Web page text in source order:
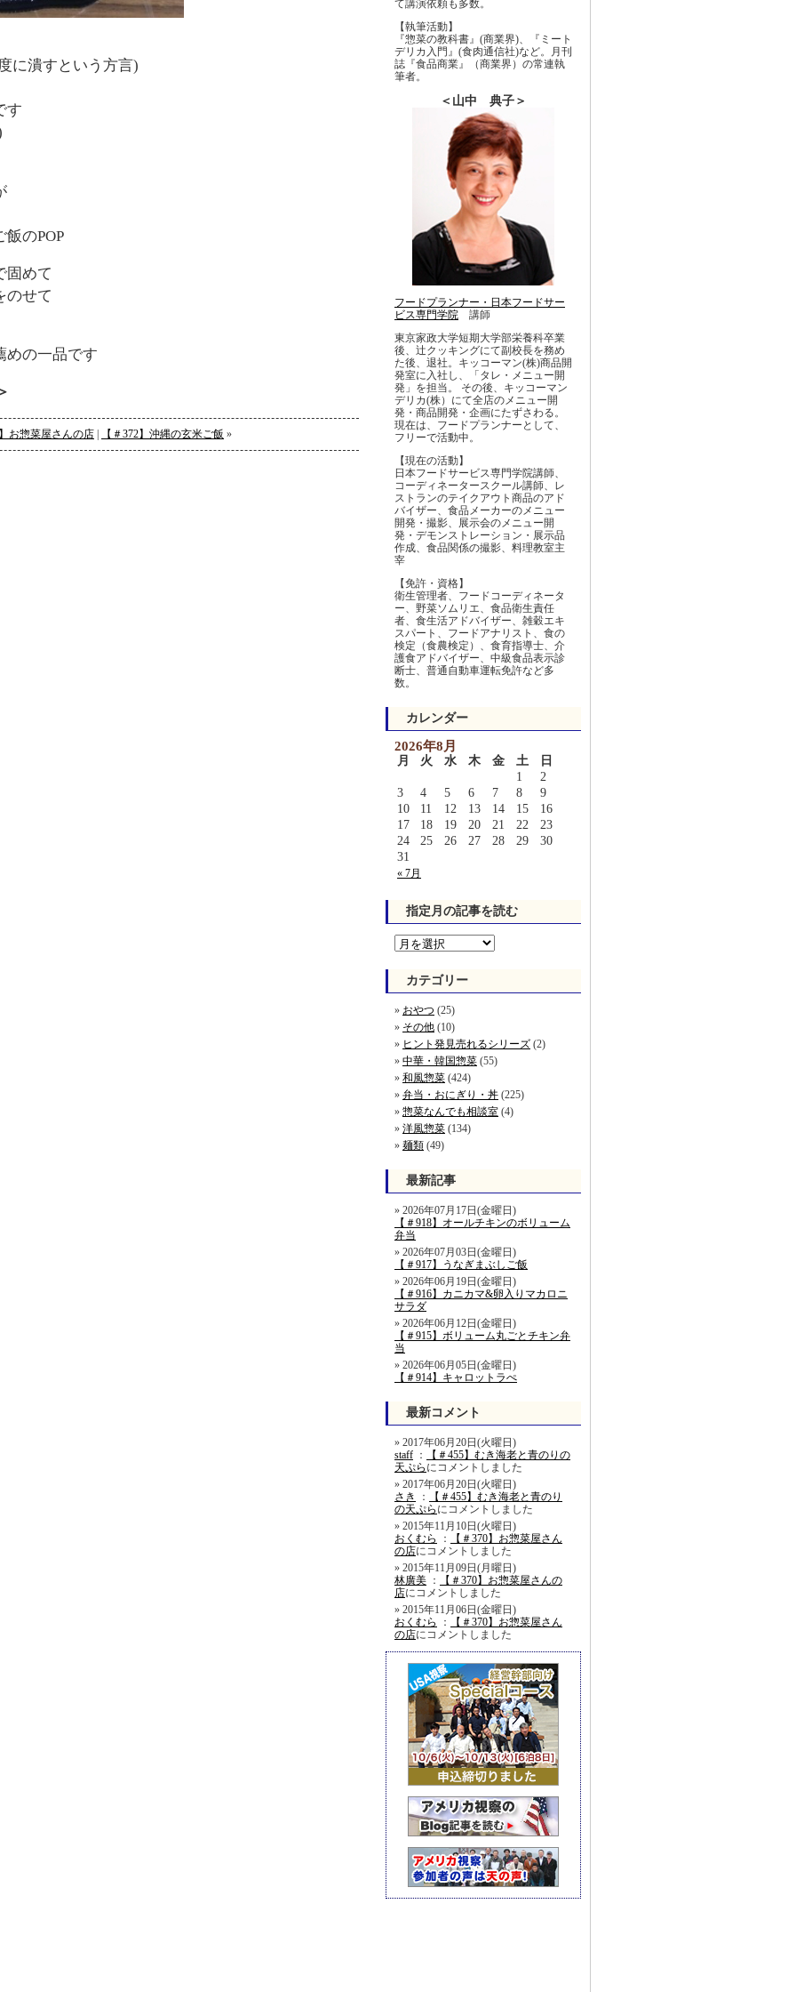
に潰すという方言)
す
のPOP
固めて
のせて
めの一品です
】お惣菜屋さんの店 【＃372】沖縄の玄米ご飯 »
て講演依頼も多数。
【執筆活動】
『惣菜の教科書』(商業界)、『ミート
デリカ入門』(食肉通信社)など。月刊
誌『食品商業』（商業界）の常連執
筆者。
＜山中 典子＞
フードプランナー・日本フードサー
ビス専門学院 講師
東京家政大学短期大学部栄養科卒業
後、辻クッキングにて副校長を務め
た後、退社。キッコーマン(株)商品開
発室に入社し、「タレ・メニュー開
発」を担当。 その後、キッコーマン
デリカ(株）にて全店のメニュー開
発・商品開発・企画にたずさわる。
現在は、フードプランナーとして、
フリーで活動中。
【現在の活動】
日本フードサービス専門学院講師、
コーディネータースクール講師、レ
ストランのテイクアウト商品のアド
バイザー、食品メーカーのメニュー
開発・撮影、展示会のメニュー開
発・デモンストレーション・展示品
作成、食品関係の撮影、料理教室主
宰
【免許・資格】
衛生管理者、フードコーディネータ
ー、野菜ソムリエ、食品衛生責任
者、食生活アドバイザー、雑穀エキ
スパート、フードアナリスト、食の
検定（食農検定）、食育指導士、介
護食アドバイザー、中級食品表示診
断士、普通自動車運転免許など多
数。
カレンダー
2026年8月
月 火 水 木 金 土 日
« 7月
1
2
3
4 5 6 7 8
9
10
11 12 13 14 15
16
17
18 19 20 21 22
23
24
25 26 27 28 29
30
31
指定月の記事を読む
カテゴリー
おやつ (25)
その他 (10)
ヒント発見売れるシリーズ (2)
中華・韓国惣菜 (55)
和風惣菜 (424)
弁当・おにぎり・丼 (225)
惣菜なんでも相談室 (4)
洋風惣菜 (134)
麺類 (49)
最新記事
2026年07月17日(金曜日)
【＃918】オールチキンのボリューム
弁当
2026年07月03日(金曜日)
【＃917】うなぎまぶしご飯
2026年06月19日(金曜日)
【＃916】カニカマ&卵入りマカロニ
サラダ
2026年06月12日(金曜日)
【＃915】ボリューム丸ごとチキン弁
当
2026年06月05日(金曜日)
【＃914】キャロットラぺ
最新コメント
2017年06月20日(火曜日)
staff ：
【＃455】むき海老と青のりの
天ぷら にコメントしました
2017年06月20日(火曜日)
さき
：
【＃455】むき海老と青のり
の天ぷら にコメントしました
2015年11月10日(火曜日)
おくむら
：
【＃370】お惣菜屋さん
の店にコメントしました
2015年11月09日(月曜日)
林廣美 ：
【＃370】お惣菜屋さんの
店にコメントしました
2015年11月06日(金曜日)
おくむら
：
【＃370】お惣菜屋さん
の店にコメントしました